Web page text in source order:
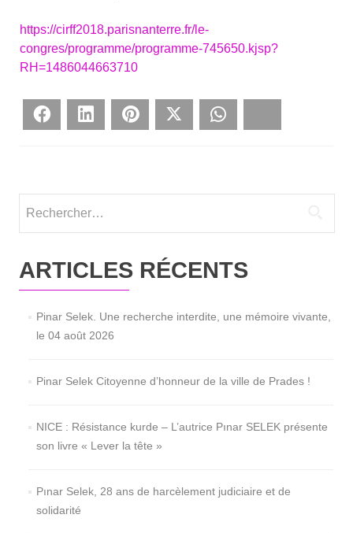
https://cirff2018.parisnanterre.fr/le-
congres/programme/programme-745650.kjsp?
RH=1486044663710
Face­bookLin­ke­dIn Pin­te­rest Twit­ter
ARTICLES RÉCENTS
Pinar Selek. Une recherche interdite, une mémoire vivante,
le 04 août 2026
Pinar Selek Citoyenne d’honneur de la ville de Prades !
NICE : Résistance kurde – L’autrice Pınar SELEK présente
son livre « Lever la tête »
Pınar Selek, 28 ans de harcèlement judiciaire et de
solidarité